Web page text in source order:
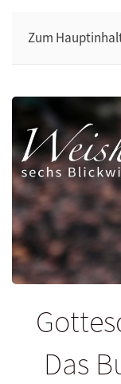
Zum
Das